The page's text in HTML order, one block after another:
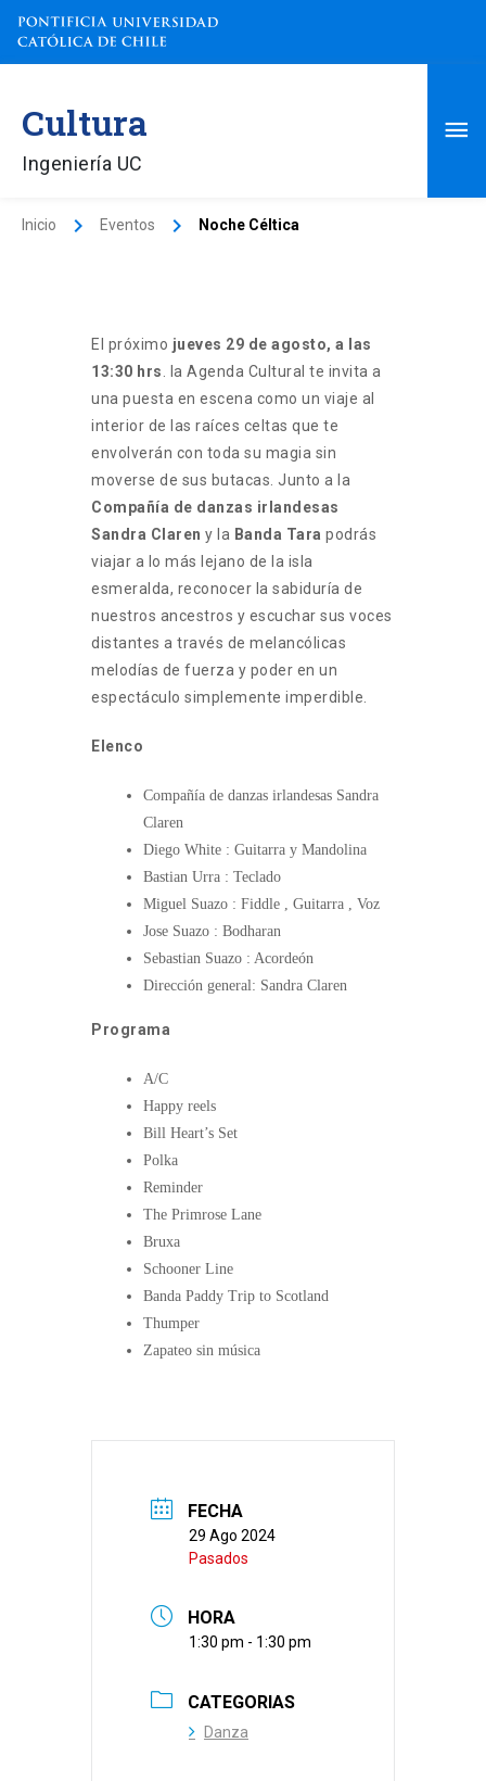
contenido
Cultura
Ingeniería UC
Inicio Eventos Noche Céltica
El próximo jueves 29 de agosto, a las
13:30 hrs . la Agenda Cultural te invita a
una puesta en escena como un viaje al
interior de las raíces celtas que te
envolverán con toda su magia sin
moverse de sus butacas. Junto a la
Compañía de danzas irlandesas
Sandra Claren y la Banda Tara podrás
viajar a lo más lejano de la isla
esmeralda, reconocer la sabiduría de
nuestros ancestros y escuchar sus voces
distantes a través de melancólicas
melodías de fuerza y poder en un
espectáculo simplemente imperdible.
Elenco
Compañía de danzas irlandesas Sandra
Claren
Diego White : Guitarra y Mandolina
Bastian Urra : Teclado
Miguel Suazo : Fiddle , Guitarra , Voz
Jose Suazo : Bodharan
Sebastian Suazo : Acordeón
Dirección general: Sandra Claren
Programa
A/C
Happy reels
Bill Heart’s Set
Polka
Reminder
The Primrose Lane
Bruxa
Schooner Line
Banda Paddy Trip to Scotland
Thumper
Zapateo sin música
FECHA
29 Ago 2024
Pasados
HORA
1:30 pm - 1:30 pm
CATEGORIAS
Danza